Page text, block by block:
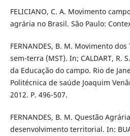
FELICIANO, C. A. Movimento
agrária no Brasil. São Paulo:
FERNANDES, B. M. Movimento
sem-terra (MST). In; CALDART, R.
da Educação do campo. Rio de
Politécnica de saúde Joaquim
2012. P. 496-507.
FERNANDES, B. M. Questão
desenvolvimento territorial. In: